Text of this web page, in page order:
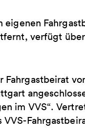
eigenen
verfügt
im VVS“.
VVS-